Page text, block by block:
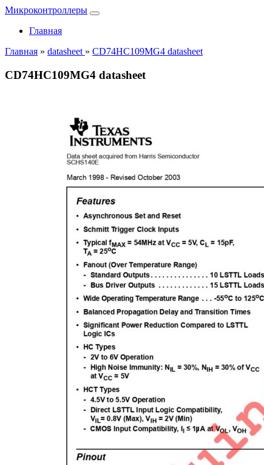
Микроконтроллеры
Главная
Главная » datasheet » CD74HC109MG4 datasheet
CD74HC109MG4 datasheet